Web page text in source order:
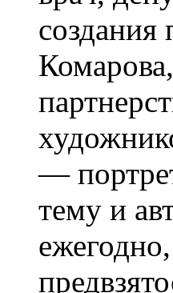
—
тему и